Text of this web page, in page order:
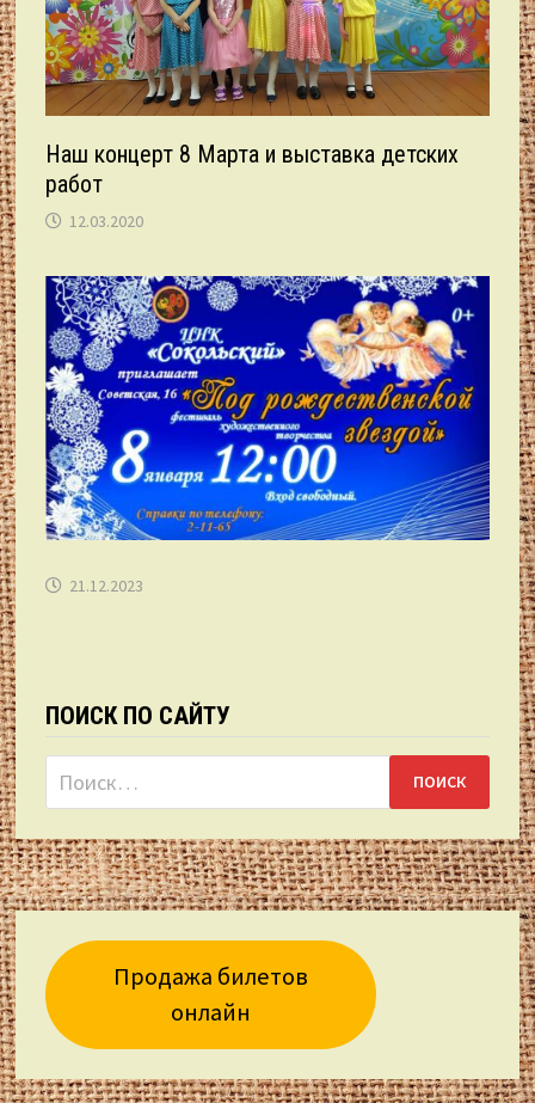
Наш концерт 8 Марта и выставка детских
работ
12.03.2020
21.12.2023
ПОИСК ПО САЙТУ
Найти:
Продажа билетов
онлайн